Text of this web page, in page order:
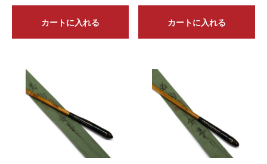
カートに入れる カートに入れる